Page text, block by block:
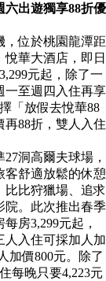
六出遊獨享88折優
，位於桃園龍潭距
華大酒店，即日
元起，除了一
一至週四入住再享
「放假去悅華88
88折，雙人入住
洞高爾夫球場，
客舒適放鬆的休憩
比比狩獵場、追求
院。此次推出春季
房3,299元起，
人入住可採加人加
加價800元。除了
每晚只要4,223元